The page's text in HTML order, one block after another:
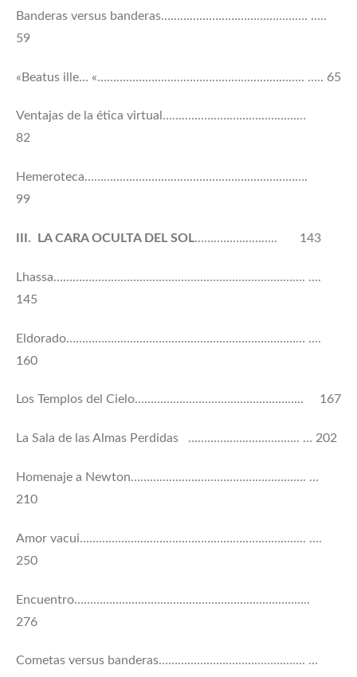
Banderas versus banderas………………………………………. …..
59
«Beatus ille… «……………………………………………………….. ….. 65
Ventajas de la ética virtual………………………………………
82
Hemeroteca…………………………………………………………….
99
III. LA CARA OCULTADEL SOL…………………….. 143
Lhassa……………………………………………………………………. ….
145
Eldorado………………………………………………………………… ….
160
Los Templos del Cielo…………………………………………….. 167
La Sala de las Almas Perdidas …………………………….. … 202
Homenaje a Newton………………………………………………. …
210
Amor vacui…………………………………………………………….. ….
250
Encuentro………………………………………………………………..
276
Cometas versus banderas………………………………………. …